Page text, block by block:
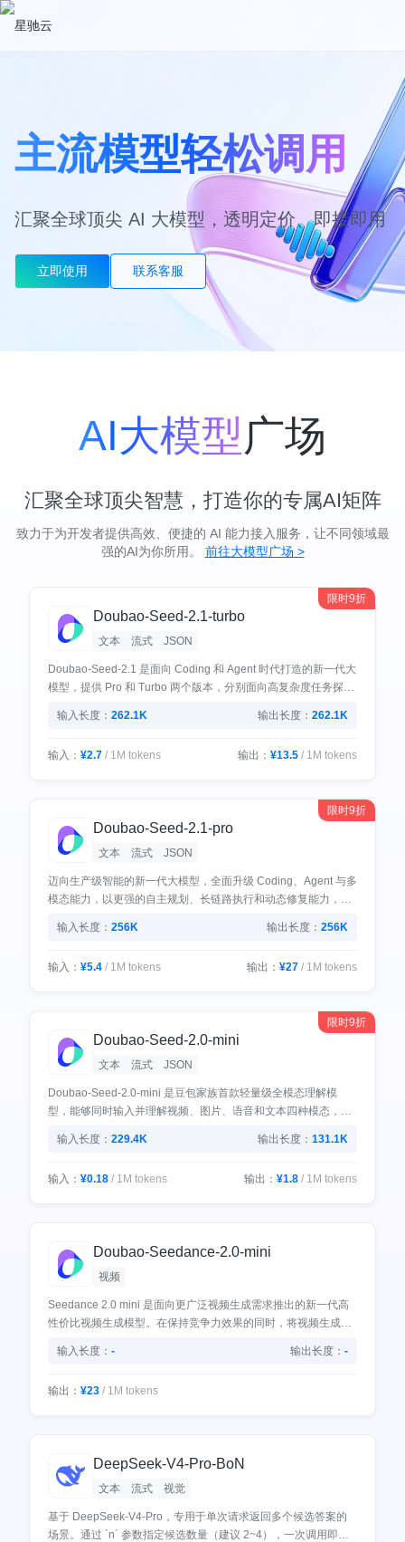
主流模型轻松调用
汇聚全球顶尖 AI 大模型，透明定价、即接即用
立即使用 联系客服
AI大模型广场
汇聚全球顶尖智慧，打造你的专属AI矩阵
致力于为开发者提供高效、便捷的 AI 能力接入服务，让不同领域最
强的AI为你所用。
前往大模型广场 >
限时9折
Doubao-Seed-2.1-turbo
文本 流式 JSON
Doubao-Seed-2.1 是面向 Coding 和 Agent 时代打造的新一代大
模型，提供 Pro 和 Turbo 两个版本，分别面向高复杂度任务探索
交付、Agent 长链路任务执行和多模态理解三大方向上全面升
生产任务。
输入长度： 262.1K 输出长度： 262.1K
输入： ¥2.7 / 1M tokens 输出： ¥13.5 / 1M tokens
限时9折
Doubao-Seed-2.1-pro
文本 流式 JSON
迈向生产级智能的新一代大模型，全面升级 Coding、Agent 与多
模态能力，以更强的自主规划、长链路执行和动态修复能力，胜
输入长度： 256K 输出长度： 256K
输入： ¥5.4 / 1M tokens 输出： ¥27 / 1M tokens
限时9折
Doubao-Seed-2.0-mini
文本 流式 JSON
Doubao-Seed-2.0-mini 是豆包家族首款轻量级全模态理解模
型，能够同时输入并理解视频、图片、语音和文本四种模态，并
析，面向低时延、高并发与成本敏感场景提供极致推理速度。
输入长度： 229.4K 输出长度： 131.1K
输入： ¥0.18 / 1M tokens 输出： ¥1.8 / 1M tokens
Doubao-Seedance-2.0-mini
视频
Seedance 2.0 mini 是面向更广泛视频生成需求推出的新一代高
性价比视频生成模型。在保持竞争力效果的同时，将视频生成能
输入长度： - 输出长度： -
输出： ¥23 / 1M tokens
DeepSeek-V4-Pro-BoN
文本 流式 视觉
基于 DeepSeek-V4-Pro，专用于单次请求返回多个候选答案的
场景。通过 `n` 参数指定候选数量（建议 2~4），一次调用即可